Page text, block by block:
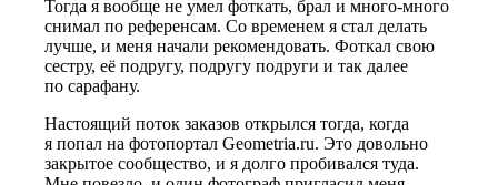
Тогда я вообще не умел фоткать, брал и много-много
снимал по референсам. Со временем я стал делать
лучше, и меня начали рекомендовать. Фоткал свою
сестру, её подругу, подругу подруги и так далее
по сарафану.
Настоящий поток заказов открылся тогда, когда
я попал на фотопортал Geometria.ru. Это довольно
закрытое сообщество, и я долго пробивался туда.